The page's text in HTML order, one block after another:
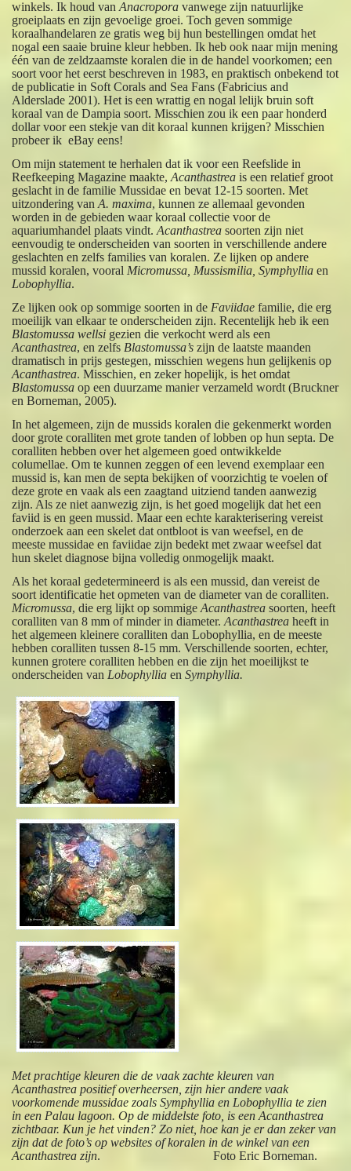
winkels. Ik houd vanAnacropora vanwege zijn natuurlijke
groeiplaats en zijn gevoelige groei. Toch geven sommige
koraalhandelaren ze gratis weg bij hun bestellingen omdat het
nogal een saaie bruine kleur hebben. Ik heb ook naar mijn mening
één van de zeldzaamste koralen die in de handel voorkomen; een
soort voor het eerst beschreven in 1983, en praktisch onbekend tot
de publicatie in Soft Corals and Sea Fans (Fabricius and
Alderslade 2001). Het is een wrattig en nogal lelijk bruin soft
koraal van de Dampia soort. Misschien zou ik een paar honderd
dollar voor een stekje van dit koraal kunnen krijgen? Misschien
probeer ik eBay eens!
Om mijn statement te herhalen dat ik voor een Reefslide in
Reefkeeping Magazine maakte,Acanthastrea is een relatief groot
geslacht in de familie Mussidae en bevat 12-15 soorten. Met
uitzondering vanA. maxima, kunnen ze allemaal gevonden
worden in de gebieden waar koraal collectie voor de
aquariumhandel plaats vindt.Acanthastrea soorten zijn niet
eenvoudig te onderscheiden van soorten in verschillende andere
geslachten en zelfs families van koralen. Ze lijken op andere
mussid koralen, vooral Micromussa, Mussismilia, Symphyllia en
Lobophyllia.
Ze lijken ook op sommige soorten in de Faviidae familie, die erg
moeilijk van elkaar te onderscheiden zijn. Recentelijk heb ik een
Blastomussa wellsi gezien die verkocht werd als een
Acanthastrea, en zelfs Blastomussa’s zijn de laatste maanden
dramatisch in prijs gestegen, misschien wegens hun gelijkenis op
Acanthastrea. Misschien, en zeker hopelijk, is het omdat
Blastomussa op een duurzame manier verzameld wordt (Bruckner
en Borneman, 2005).
In het algemeen, zijn de mussids koralen die gekenmerkt worden
door grote coralliten met grote tanden of lobben op hun septa. De
coralliten hebben over het algemeen goed ontwikkelde
columellae. Om te kunnen zeggen of een levend exemplaar een
mussid is, kan men de septa bekijken of voorzichtig te voelen of
deze grote en vaak als een zaagtand uitziend tanden aanwezig
zijn. Als ze niet aanwezig zijn, is het goed mogelijk dat het een
faviid is en geen mussid. Maar een echte karakterisering vereist
onderzoek aan een skelet dat ontbloot is van weefsel, en de
meeste mussidae en faviidae zijn bedekt met zwaar weefsel dat
hun skelet diagnose bijna volledig onmogelijk maakt.
Als het koraal gedetermineerd is als een mussid, dan vereist de
soort identificatie het opmeten van de diameter van de coralliten.
Micromussa, die erg lijkt op sommigeAcanthastrea soorten, heeft
coralliten van 8 mm of minder in diameter.Acanthastreaheeft in
het algemeen kleinere coralliten dan Lobophyllia, en de meeste
hebben coralliten tussen 8-15 mm. Verschillende soorten, echter,
kunnen grotere coralliten hebben en die zijn het moeilijkst te
onderscheiden van Lobophyllia enSymphyllia.
Met prachtige kleuren die de vaak zachte kleuren van
Acanthastrea positief overheersen, zijn hier andere vaak
voorkomende mussidae zoals Symphyllia en Lobophyllia te zien
in een Palau lagoon. Op de middelste foto, is een Acanthastrea
zichtbaar. Kun je het vinden? Zo niet, hoe kan je er dan zeker van
zijn dat de foto’s op websites of koralen in de winkel van een
Acanthastrea zijn. Foto Eric Borneman.